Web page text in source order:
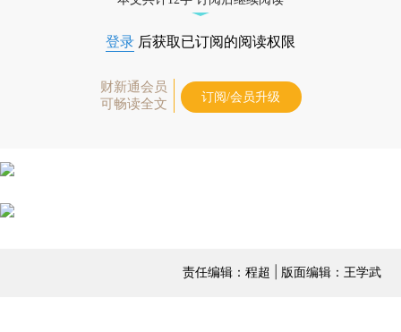
登录 后获取已订阅的阅读权限
财新通会员
可畅读全文
订阅/会员升级
责任编辑：程超 | 版面编辑：王学武